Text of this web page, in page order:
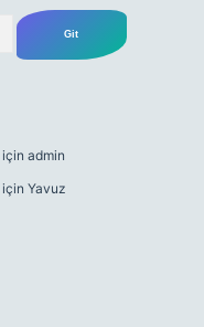
için admin
için Yavuz